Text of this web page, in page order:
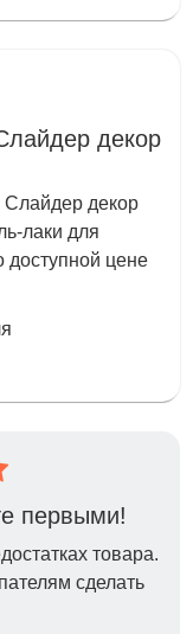
декор
Слайдер декор
лаки для
доступной цене
первыми!
товара.
сделать